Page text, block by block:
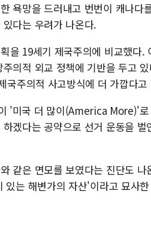
욕망을 드러내고 번번이 캐나다
다는 우려가 나온다.
을 19세기 제국주의에 비교했다.
의적 외교 정책에 기반을 두고
국주의적 사고방식에 더 가깝다고
'미국 더 많이(America More)'로
겠다는 공약으로 선거 운동을 벌
같은 면모를 보였다는 진단도 나
는 해변가의 자산'이라고 묘사